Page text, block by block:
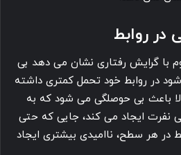
روابط
با گرایش رفتاری نشان می دهد بی
در روابط خود تحمل کمتری داشته
باعث بی حوصلگی می شود که به
ایجاد می کند، جایی که حتی
در هر سطح، ناامیدی بیشتری ایجاد